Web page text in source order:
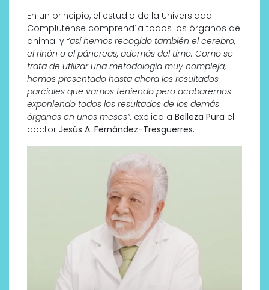
En un principio, el estudio de la Universidad
Complutense comprendía todos los órganos del
animal y “así hemos recogido también el cerebro,
el riñón o el páncreas, además del timo. Como se
trata de utilizar una metodología muy compleja,
hemos presentado hasta ahora los resultados
parciales que vamos teniendo pero acabaremos
exponiendo todos los resultados de los demás
órganos en unos meses”, explica a Belleza Pura el
doctor Jesús A. Fernández-Tresguerres.